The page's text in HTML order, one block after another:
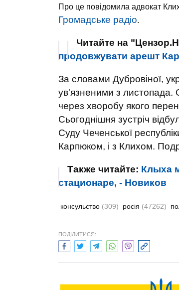
Про це повідомила адвокат
Громадське радіо.
Читайте на
продовжувати арешт
За словами Дубровіної,
ув'язненими з листопада.
через хворобу якого
Сьогоднішня зустріч
Суду Чеченської
Карпюком, і з Клихом.
Также читайте: Клыха
стационаре, - Новиков
консульство (309) росія (47262)
ПОДІЛИТИСЯ: